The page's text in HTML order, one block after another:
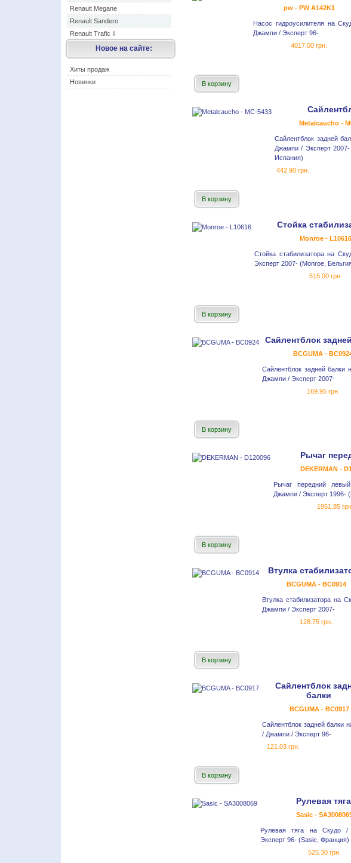
Renault Megane
Renault Sandero
Renault Trafic II
Новое на сайте:
Хиты продаж
Новинки
pw - PW A142K1
Насос гидроусилителя на
Джампи / Эксперт 96-
4017.00 грн.
В корзину
Metalcaucho -
Сайлентблок задней
Джампи / Эксперт 2007-
Испания)
442.90 грн.
В корзину
Стойка
Monroe - L10616
Стойка стабилизатора на
Эксперт 2007- (Monroe,
515.00 грн.
В корзину
Сайлентблок
BCGUMA -
Сайлентблок задней балки
Джампи / Эксперт 2007-
169.95 грн.
В корзину
Рычаг
DEKERMAN -
Рычаг передний
Джампи / Эксперт 1996-
1951.85 грн.
В корзину
Втулка
BCGUMA - BC0914
Втулка стабилизатора на
Джампи / Эксперт 2007-
128.75 грн.
В корзину
Сайлентблок
балки
BCGUMA - BC0917
Сайлентблок задней балки
/ Джампи / Эксперт 96-
121.03 грн.
В корзину
Рулевая тяга
Sasic -
Рулевая тяга на Скудо
Эксперт 96- (Sasic, Франция)
525.30 грн.